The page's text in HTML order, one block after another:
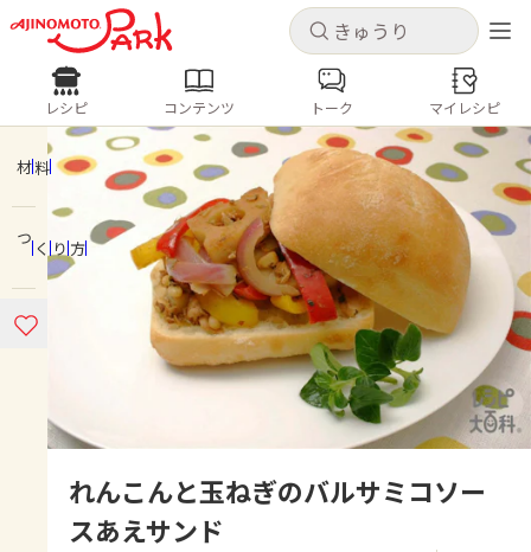
キャンセル
ログインするとレシピを保存できます
ログイン 新規登録
ホーム
コンテンツ
よくあるお問い合わせ
キャンセル
レシピ コンテンツ
人気の食材・レシピ
きゅうり なす トマト
とうもろこし
ピーマン
みょうが ゴーヤ
レシピ コンテンツ トーク マイレシピ
材料
つくり方
れんこんと玉ねぎのバルサミコソー
スあえサンド